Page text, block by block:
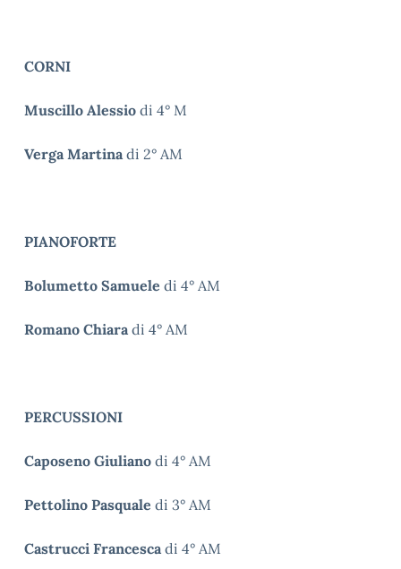
CORNI
Muscillo Alessio di 4° M
Verga Martinadi 2° AM
PIANOFORTE
Bolumetto Samuele di 4° AM
Romano Chiaradi 4° AM
PERCUSSIONI
Caposeno Giuliano di 4° AM
Pettolino Pasquale di 3° AM
Castrucci Francescadi 4° AM